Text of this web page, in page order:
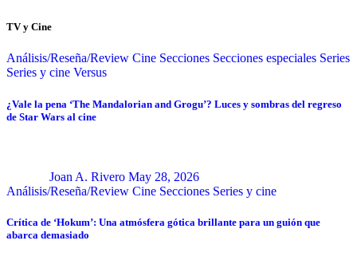
TV y Cine
Análisis/Reseña/Review Cine Secciones Secciones especiales Series
Series y cine Versus
¿Vale la pena ‘The Mandalorian and Grogu’? Luces y sombras del regreso
de Star Wars al cine
Joan A. Rivero May 28, 2026
Análisis/Reseña/Review Cine Secciones Series y cine
Crítica de ‘Hokum’: Una atmósfera gótica brillante para un guión que
abarca demasiado